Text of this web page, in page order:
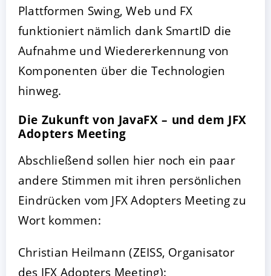
Plattformen Swing, Web und FX
funktioniert nämlich dank SmartID die
Aufnahme und Wiedererkennung von
Komponenten über die Technologien
hinweg.
Die Zukunft von JavaFX – und dem JFX
Adopters Meeting
Abschließend sollen hier noch ein paar
andere Stimmen mit ihren persönlichen
Eindrücken vom JFX Adopters Meeting zu
Wort kommen:
Christian Heilmann (ZEISS, Organisator
des JFX Adopters Meeting):